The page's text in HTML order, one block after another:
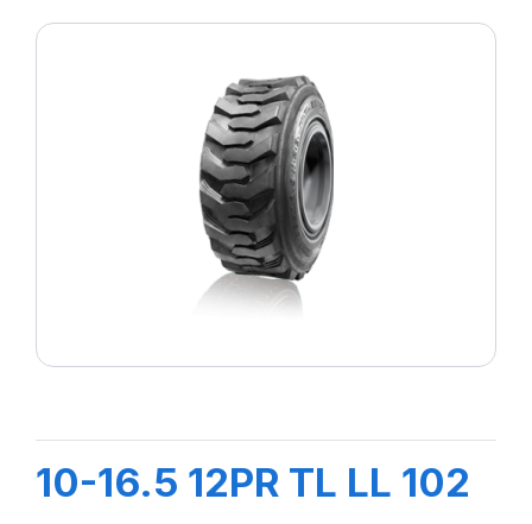
10-16.5 12PR TL LL 102